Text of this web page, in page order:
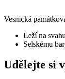
Vesnická
Leží na
Selskému
Udělejte si